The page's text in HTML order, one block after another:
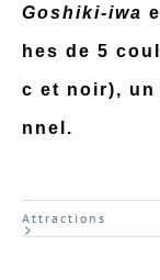
Goshiki-iwa
hes de 5
c et noir), un
nnel.
Attractions